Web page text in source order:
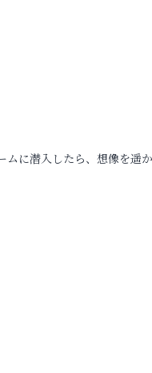
に潜入したら、想像を遥